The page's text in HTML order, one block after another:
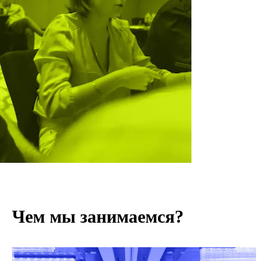
Чем мы занимаемся?
ПРОВОКАРТЫ